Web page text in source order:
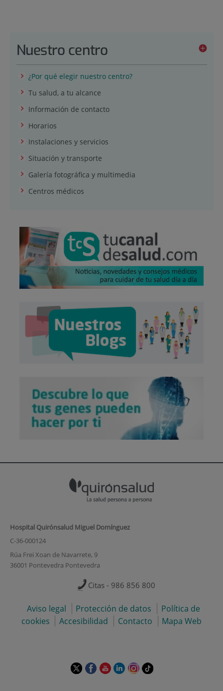
Nuestro centro
¿Por qué elegir nuestro centro?
Tu salud, a tu alcance
Información de contacto
Horarios
Instalaciones y servicios
Situación y transporte
Galería fotográfica y multimedia
Centros médicos
Hospital Quirónsalud Miguel Domínguez
C-36-000124
Rúa Frei Xoan de Navarrete, 9
36001 Pontevedra Pontevedra
Citas - 986 856 800
Aviso legal Protección de datos
Política de
cookies
Accesibilidad Contacto Mapa Web
EsteEsteEsteEsteEsteEnlace